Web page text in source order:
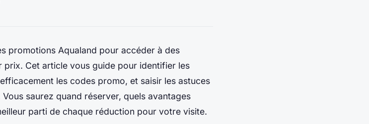
promotions Aqualand pour accéder à des
prix. Cet article vous guide pour identifier les
les codes promo, et saisir les astuces
saurez quand réserver, quels avantages
parti de chaque réduction pour votre visite.